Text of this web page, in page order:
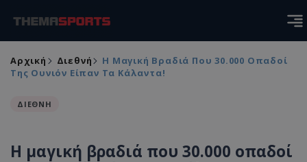
Αρχική Διεθνή
Η Μαγική Βραδιά Που 30.000 Οπαδοί
Της Ουνιόν Είπαν Τα Κάλαντα!
ΔΙΕΘΝΗ
Η μαγική βραδιά που 30.000 οπαδοί